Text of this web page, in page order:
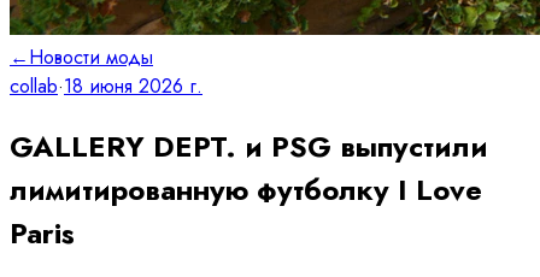
←Новости моды
collab·18 июня 2026 г.
GALLERY DEPT. и PSG выпустили
лимитированную футболку I Love
Paris